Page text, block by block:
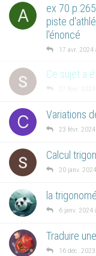
A
ex 70
piste
l'énoncé
17 avr. 2024
Ce sujet a
27 févr. 2024
C Variations
23 févr.
Calcul
20 janv.
la
6 janv. 2024
Traduire
16 déc.